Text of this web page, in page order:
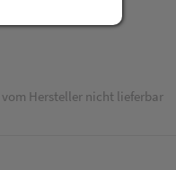
Hersteller nicht lieferbar